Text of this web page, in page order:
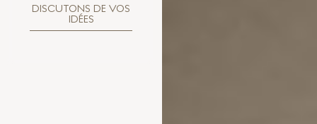
DISCUTONS DE VOS
IDÉES